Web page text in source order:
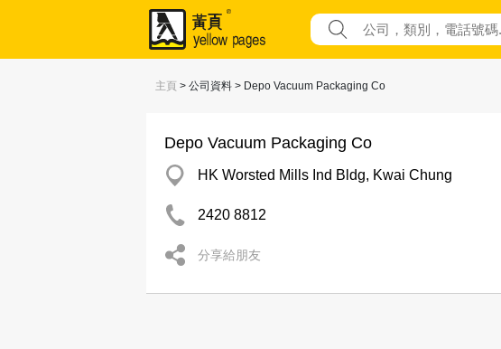
主頁 > 公司資料 > Depo Vacuum Packaging Co
Depo Vacuum Packaging Co
HK Worsted Mills Ind Bldg, Kwai Chung
2420 8812
分享給朋友